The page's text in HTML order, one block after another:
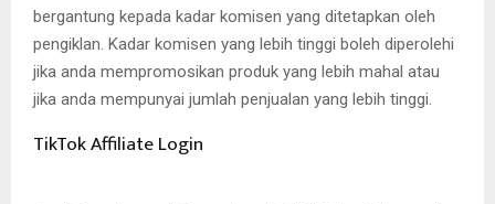
bergantung kepada kadar komisen yang ditetapkan oleh
pengiklan. Kadar komisen yang lebih tinggi boleh diperolehi
jika anda mempromosikan produk yang lebih mahal atau
jika anda mempunyai jumlah penjualan yang lebih tinggi.
TikTok Affiliate Login